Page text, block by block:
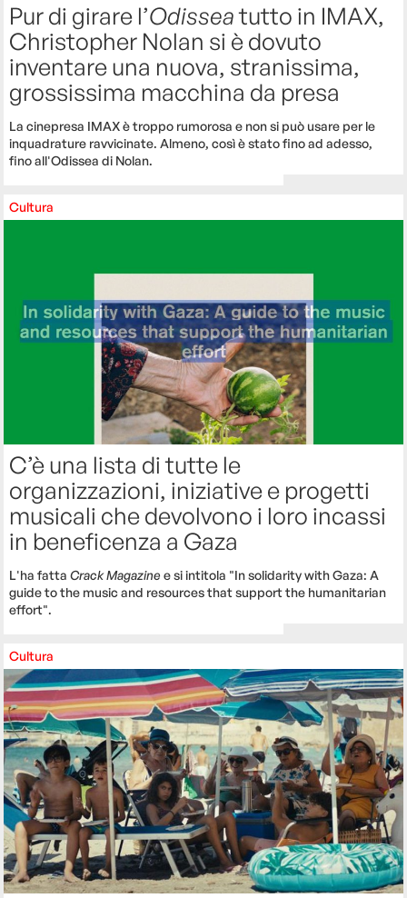
Pur di girare l’Odisseatutto in IMAX,
Christopher Nolan si è dovuto
inventare una nuova, stranissima,
grossissima macchina da presa
La cinepresa IMAX è troppo rumorosa e non si può usare per le
inquadrature ravvicinate. Almeno, così è stato fino ad adesso,
fino all'Odissea di Nolan.
Cultura
C’è una lista di tutte le
organizzazioni, iniziative e progetti
musicali che devolvono i loro incassi
in beneficenza a Gaza
L'ha fattaCrack Magazine e si intitola "In solidarity with Gaza: A
guide to the music and resources that support the humanitarian
effort".
Cultura